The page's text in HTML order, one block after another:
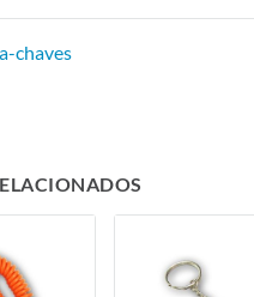
chaves